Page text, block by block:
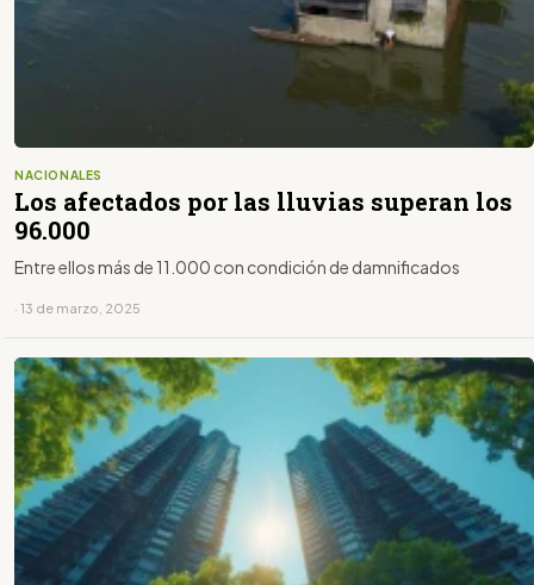
NACIONALES
Los afectados por las lluvias superan los
96.000
Entre ellos más de 11.000 con condición de damnificados
· 13 de marzo, 2025